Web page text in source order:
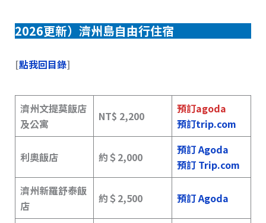
2026更新）濟州島自由行住宿
[點我回目錄]
濟州文提莫飯店
及公寓
NT$ 2,200
預訂agoda
預訂trip.com
利奧飯店 約＄2,000
預訂 Agoda
預訂 Trip.com
濟州新羅舒泰飯
店
約＄ 2,500 預訂 Agoda